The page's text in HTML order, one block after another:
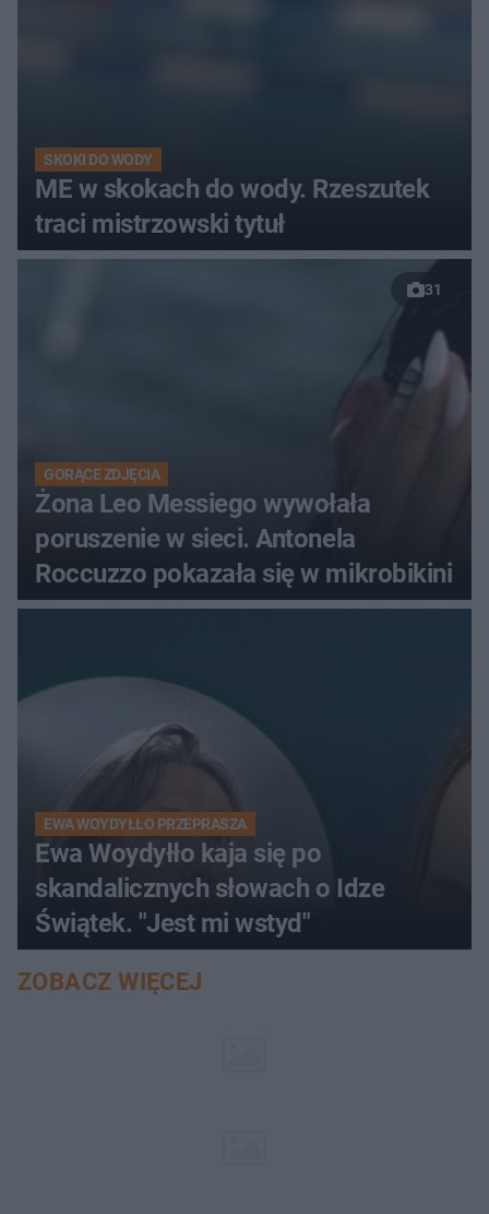
SKOKI DO WODY
ME w skokach do wody. Rzeszutek
traci mistrzowski tytuł
31
GORĄCE ZDJĘCIA
Żona Leo Messiego wywołała
poruszenie w sieci. Antonela
Roccuzzo pokazała się w mikrobikini
EWA WOYDYŁŁO PRZEPRASZA
Ewa Woydyłło kaja się po
skandalicznych słowach o Idze
Świątek. "Jest mi wstyd"
ZOBACZ WIĘCEJ